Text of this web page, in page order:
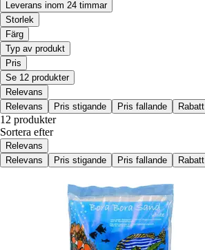
Leverans inom 24 timmar
Storlek
Färg
Typ av produkt
Pris
Se 12 produkter
Relevans
Relevans
Pris stigande Pris fallande Rabatt
12 produkter
Sortera efter
Relevans
Relevans
Pris stigande Pris fallande Rabatt